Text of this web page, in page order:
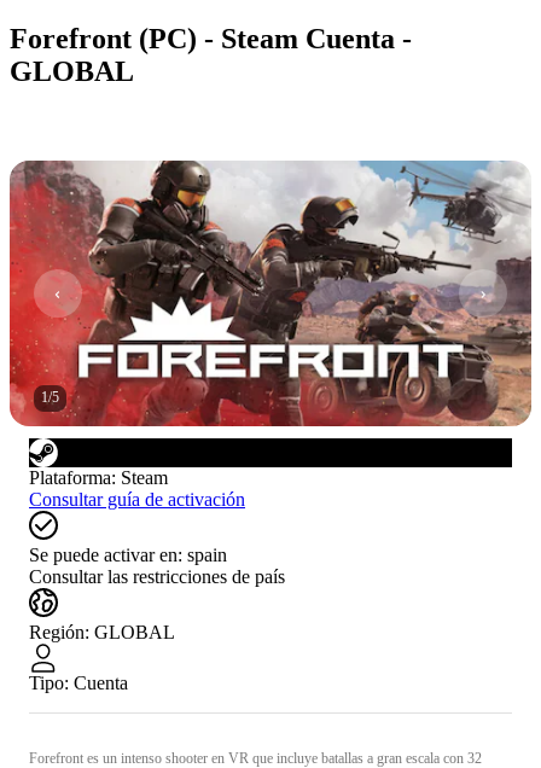
Forefront (PC) - Steam Cuenta -
GLOBAL
1/5
Plataforma: Steam
Consultar guía de activación
Se puede activar en: spain
Consultar las restricciones de país
Región: GLOBAL
Tipo: Cuenta
Forefront es un intenso shooter en VR que incluye batallas a gran escala con 32